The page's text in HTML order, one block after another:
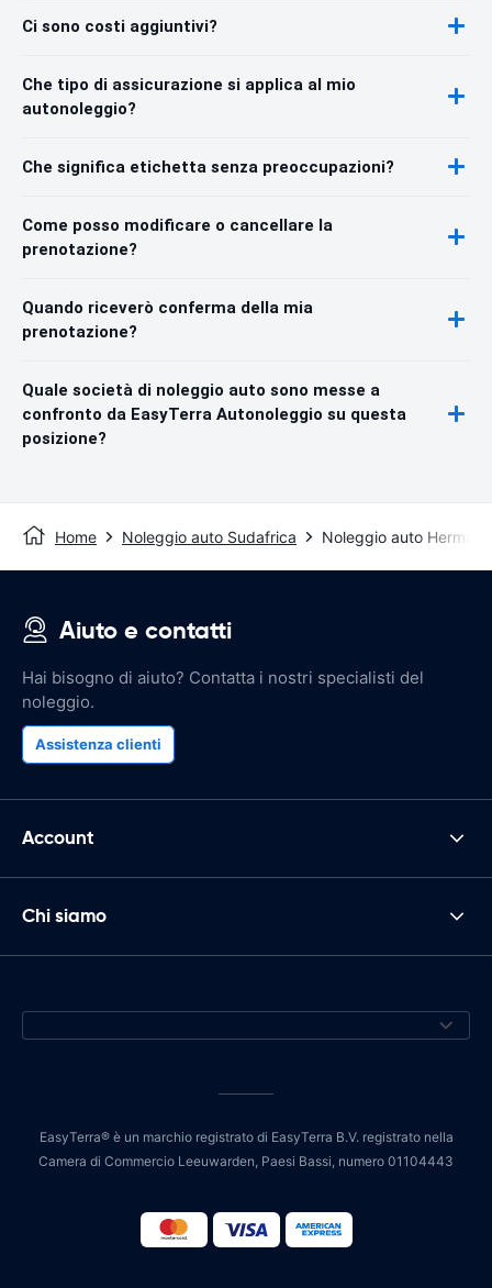
Ci sono costi aggiuntivi?
Che tipo di assicurazione si applica al mio
autonoleggio?
Che significa etichetta senza preoccupazioni?
Come posso modificare o cancellare la
prenotazione?
Quando riceverò conferma della mia
prenotazione?
Quale società di noleggio auto sono messe a
confronto da EasyTerra Autonoleggio su questa
posizione?
Home Noleggio auto Sudafrica Noleggio auto
Aiuto e contatti
Hai bisogno di aiuto? Contatta i nostri specialisti del
noleggio.
Assistenza clienti
Account
Chi siamo
EasyTerra® è un marchio registrato di EasyTerra B.V. registrato nella
Camera di Commercio Leeuwarden, Paesi Bassi, numero 01104443